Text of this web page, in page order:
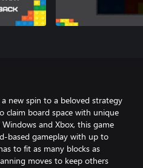
new spin to a beloved strategy
claim board space with unique
and Xbox, this game
based gameplay with up to
to fit as many blocks as
moves to keep others